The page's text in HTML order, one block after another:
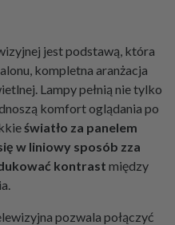
jest podstawą, która
kompletna aranżacja
Lampy pełnią nie tylko
komfort oglądania po
światło za panelem
w liniowy sposób zza
kontrast między
pozwala połączyć